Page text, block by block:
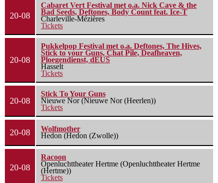
20-08
Cabaret Vert Festival met o.a. Nick Cave & the
Bad Seeds, Deftones, Body Count feat. Ice-T
Charleville-Mézières
Tickets
20-08
Pukkelpop Festival met o.a. Deftones, The Hives,
Stick to your Guns, Chat Pile, Deafheaven,
Ploegendienst, dEUS
Hasselt
Tickets
20-08
Stick To Your Guns
Nieuwe Nor (Nieuwe Nor (Heerlen))
Tickets
20-08
Wolfmother
Hedon (Hedon (Zwolle))
20-08
Racoon
Openluchttheater Hertme (Openluchttheater Hertme
(Hertme))
Tickets